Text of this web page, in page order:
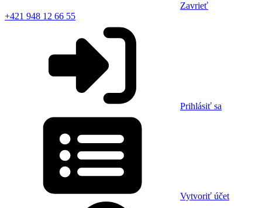
Zavrieť
+421 948 12 66 55
Prihlásiť sa
Vytvoriť účet